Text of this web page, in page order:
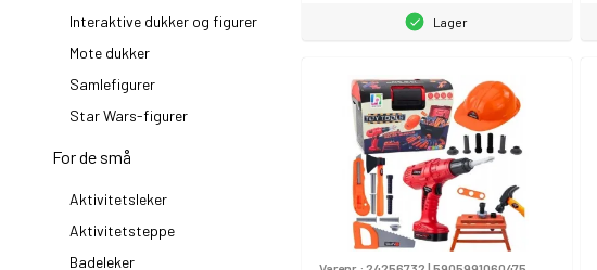
Interaktive dukker og figurer
Mote dukker
Samlefigurer
Star Wars-figurer
For de små
Aktivitetsleker
Aktivitetsteppe
Badeleker
Lager